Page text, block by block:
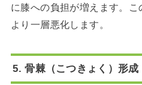
に膝への負担が増えます。
より一層悪化します。
5. 骨棘（こつきょく）形成